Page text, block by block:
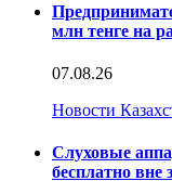
млн тенге на
07.08.26
Новости
Слуховые
бесплатно вне